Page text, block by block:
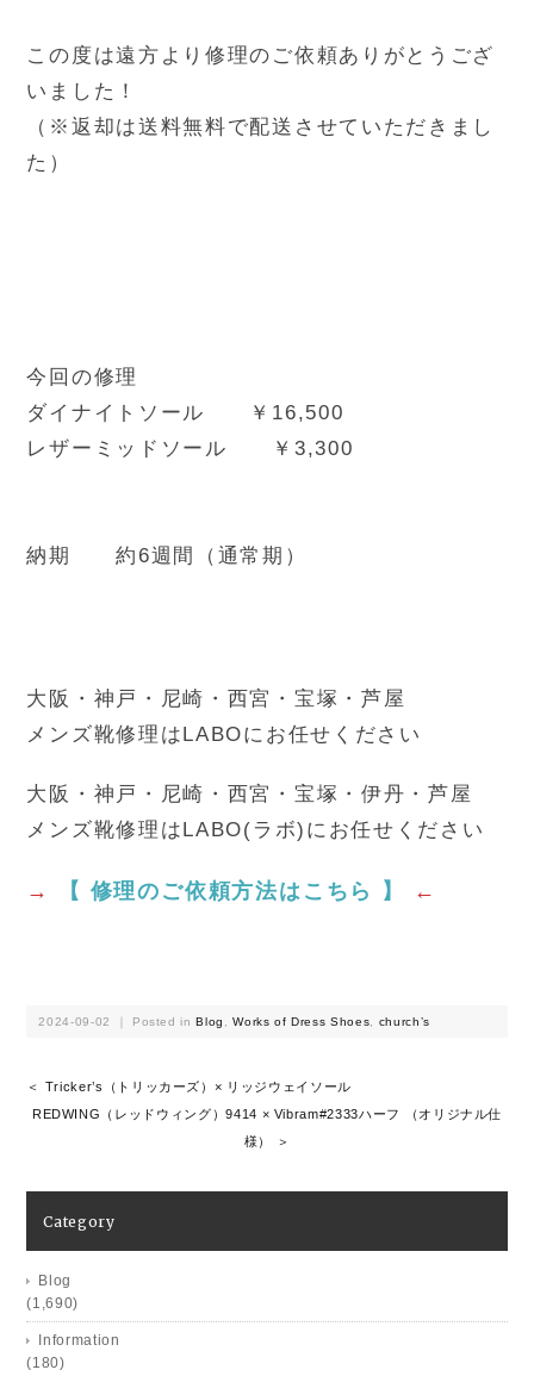
この度は遠方より修理のご依頼ありがとうござ
いました！
（※返却は送料無料で配送させていただきまし
た）
今回の修理
ダイナイトソール ￥16,500
レザーミッドソール ￥3,300
納期 約6週間（通常期）
大阪・神戸・尼崎・西宮・宝塚・芦屋
メンズ靴修理はLABOにお任せください
大阪・神戸・尼崎・西宮・宝塚・伊丹・芦屋
メンズ靴修理はLABO(ラボ)にお任せください
→ 【 修理のご依頼方法はこちら 】 ←
2024-09-02 ｜ Posted inBlog ,Works of Dress Shoes, church’s
＜ Tricker’s（トリッカーズ）× リッジウェイソール
REDWING（レッドウィング）9414 × Vibram#2333ハーフ （オリジナル仕
様） ＞
Category
Blog
(1,690)
Information
(180)